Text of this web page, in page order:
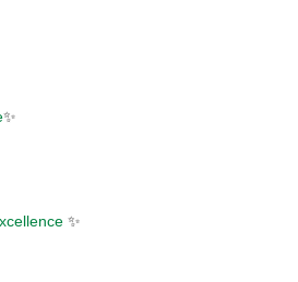
✨
✨